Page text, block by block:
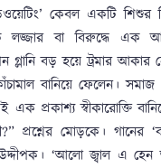
কেবল একটি
লজ্জার বা বিরুদ্ধে এক
গ্লানি বড় হয়ে ট্রমার
বানিয়ে ফেলেন।
প্রকাশ্য স্বীকারোক্তি
প্রশ্নের মোড়কে। গানের
‘আলো জ্বাল এ